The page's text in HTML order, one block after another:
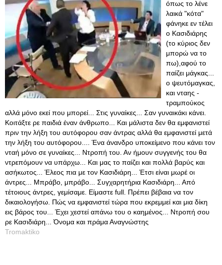
όπως το λένε
λαικά "κότα"
φάνηκε εν τέλει
ο Κασιδιάρης
(το κύριος δεν
μπορώ να το
πω),αφού το
παίζει μάγκας...
ο ψευτόμαγκας,
και νταης -
τραμπούκος
αλλά μόνο εκεί που μπορεί... Στις γυναίκες... Σαν γυναικάκι κάνει.
Κοιτάξτε ρε παιδιά έναν άνθρωπο... Και μάλιστα δεν θα εμφανιστεί
πριν την λήξη του αυτόφορου σαν άντρας αλλά θα εμφανιστεί μετά
την λήξη του αυτόφορου.... Ένα άνανδρο υποκείμενο που κάνει τον
νταή μόνο σε γυναίκες... Ντροπή του. Αν ήμουν συγγενής του θα
ντρεπόμουν να υπάρχω... Και μας το παίζει και πολλά βαρύς και
ασήκωτος... Έλεος πια με τον Κασιδιάρη... Έτσι είναι μωρέ οι
άντρες... Μπράβο, μπράβο... Συγχαρητήρια Κασιδιάρη... Από
τέτοιους άντρες, γεμίσαμε. Είμαστε full. Πρέπει βέβαια να τον
δικαιολογήσω. Πώς να εμφανιστεί τώρα που εκρεμμεί και μια δίκη
εις βάρος του... Έχει χεστεί απάνω του ο καημένος... Ντροπή σου
ρε Κασιδιάρη... Όνομα και πράμα Αναγνώστης
Tromaktiko